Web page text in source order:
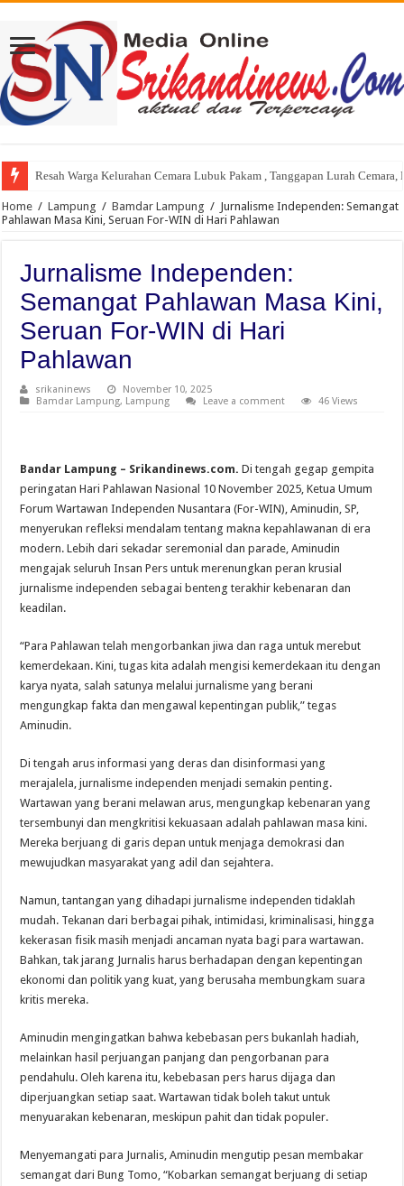
Resah Warga Kelurahan Cemara Lubuk Pakam , Tanggapan Lurah
Gubernur Sumut Bobby Nasution Sidak Program Berobat Gratis di RSUD
Home / Lampung / Bamdar Lampung / Jurnalisme Independen: Semangat
Pahlawan Masa Kini, Seruan For-WIN di Hari Pahlawan
Jurnalisme Independen:
Semangat Pahlawan Masa Kini,
Seruan For-WIN di Hari
Pahlawan
srikaninews
November 10, 2025
Bamdar Lampung, Lampung Leave a comment 46 Views
Bandar Lampung – Srikandinews.com. Di tengah gegap gempita
peringatan Hari Pahlawan Nasional 10 November 2025, Ketua Umum
Forum Wartawan Independen Nusantara (For-WIN), Aminudin, SP,
menyerukan refleksi mendalam tentang makna kepahlawanan di era
modern. Lebih dari sekadar seremonial dan parade, Aminudin
mengajak seluruh Insan Pers untuk merenungkan peran krusial
jurnalisme independen sebagai benteng terakhir kebenaran dan
keadilan.
“Para Pahlawan telah mengorbankan jiwa dan raga untuk merebut
kemerdekaan. Kini, tugas kita adalah mengisi kemerdekaan itu dengan
karya nyata, salah satunya melalui jurnalisme yang berani
mengungkap fakta dan mengawal kepentingan publik,” tegas
Aminudin.
Di tengah arus informasi yang deras dan disinformasi yang
merajalela, jurnalisme independen menjadi semakin penting.
Wartawan yang berani melawan arus, mengungkap kebenaran yang
tersembunyi dan mengkritisi kekuasaan adalah pahlawan masa kini.
Mereka berjuang di garis depan untuk menjaga demokrasi dan
mewujudkan masyarakat yang adil dan sejahtera.
Namun, tantangan yang dihadapi jurnalisme independen tidaklah
mudah. Tekanan dari berbagai pihak, intimidasi, kriminalisasi, hingga
kekerasan fisik masih menjadi ancaman nyata bagi para wartawan.
Bahkan, tak jarang Jurnalis harus berhadapan dengan kepentingan
ekonomi dan politik yang kuat, yang berusaha membungkam suara
kritis mereka.
Aminudin mengingatkan bahwa kebebasan pers bukanlah hadiah,
melainkan hasil perjuangan panjang dan pengorbanan para
pendahulu. Oleh karena itu, kebebasan pers harus dijaga dan
diperjuangkan setiap saat. Wartawan tidak boleh takut untuk
menyuarakan kebenaran, meskipun pahit dan tidak populer.
Menyemangati para Jurnalis, Aminudin mengutip pesan membakar
semangat dari Bung Tomo, “Kobarkan semangat berjuang di setiap